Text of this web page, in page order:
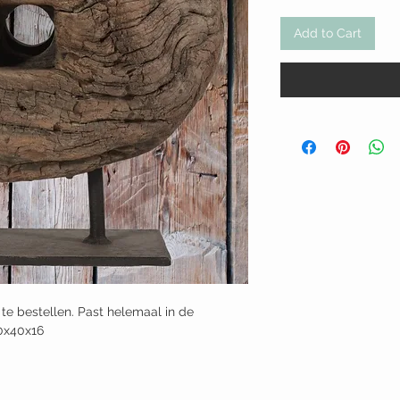
bestellen. Past helemaal in de
Add to Cart